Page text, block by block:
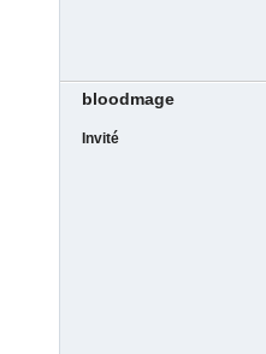
bloodmage
Invité